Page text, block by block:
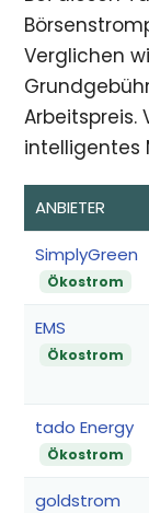
Verglichen
Arbeitspreis.
intelligentes
ANBIETER
SimplyGreen
Ökostrom
EMS
Ökostrom
tado Energy
Ökostrom
goldstrom